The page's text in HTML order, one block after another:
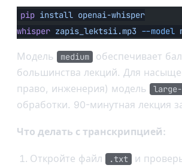
pip install openai-whisper
whisper zapis_lektsii.mp3 --model
Модель medium
обеспечивает
большинства лекций. Для
право, инженерия) модель
large-
обработки. 90-минутная лекция
Что делать с транскрипцией:
Откройте файл .txt
и